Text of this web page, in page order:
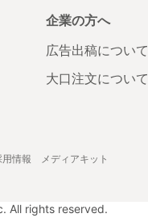
企業の方へ
広告出稿について
大口注文について
用情報 メディアキット
All rights reserved.